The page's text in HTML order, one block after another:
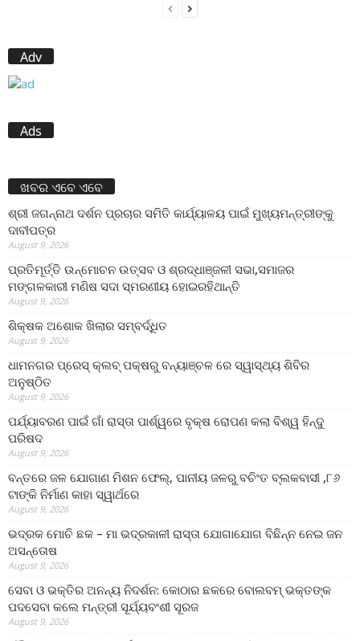
Adv
Ads
ଖବର ଏବେ ଏବେ
ଶ୍ରୀ ଜଗନ୍ନାଥ ଦର୍ଶନ ପ୍ରଚାର ସମିତି କାର୍ଯ୍ୟାଳୟ ପାଇଁ ମୁଖ୍ୟମନ୍ତ୍ରୀଙ୍କୁ
ଦାବୀପତ୍ର
August 9, 2026
ପ୍ରତିମୂର୍ତ୍ତି ଉନ୍ମୋଚନ ଉତ୍ସବ ଓ ଶ୍ରଦ୍ଧାଞ୍ଜଳୀ ସଭା,ସମାଜର
ମଙ୍ଗଳକାରୀ ମଣିଷ ସଦା ସ୍ମରଣୀୟ ହୋଇରହିଥାନ୍ତି
August 9, 2026
ଶିକ୍ଷକ ଅଶୋକ ଖିଲାର ସମ୍ବର୍ଦ୍ଧିତ
August 9, 2026
ଧାମନଗର ପ୍ରେସ୍ କ୍ଲବ୍ ପକ୍ଷରୁ ବନ୍ୟାଞ୍ଚଳ ରେ ସ୍ୱାସ୍ଥ୍ୟ ଶିବିର
ଅନୁଷ୍ଠିତ
August 9, 2026
ପର୍ଯ୍ୟାବରଣ ପାଇଁ ଗାଁ ରାସ୍ତା ପାର୍ଶ୍ୱରେ ବୃକ୍ଷ ରୋପଣ କଲା ବିଶ୍ୱ ହିନ୍ଦୁ
ପରିଷଦ
August 9, 2026
ବନ୍ତରେ ଜଳ ଯୋଗାଣ ମିଶନ ଫେଲ୍‌, ପାନୀୟ ଜଳରୁ ବଚିଂତ ବ୍ଲକବାସୀ ,୮୬
ଟାଙ୍କି ନିର୍ମାଣ କାହା ସ୍ୱାର୍ଥରେ
August 9, 2026
ଭଦ୍ରକ ମୋଚି ଛକ – ମା ଭଦ୍ରକାଳୀ ରାସ୍ତା ଯୋଗାଯୋଗ ବିଛିନ୍ନ ନେଇ ଜନ
ଅସନ୍ତୋଷ
August 9, 2026
ସେବା ଓ ଭକ୍ତିର ଅନନ୍ୟ ନିଦର୍ଶନ: କୋଠାର ଛକରେ ବୋଲବମ୍ ଭକ୍ତଙ୍କ
ପଦସେବା କଲେ ମନ୍ତ୍ରୀ ସୂର୍ଯ୍ୟବଂଶୀ ସୂରଜ
August 9, 2026